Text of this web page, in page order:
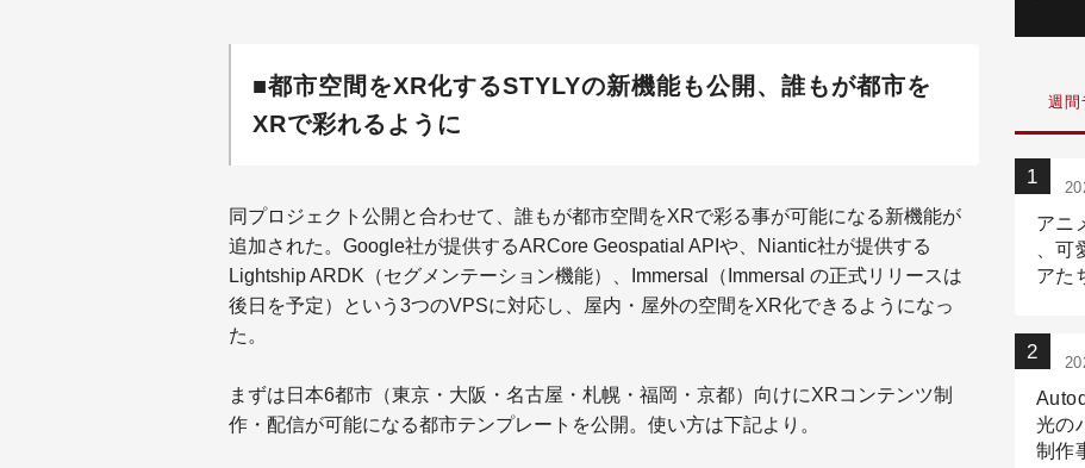
■都市空間をXR化するSTYLYの新機能も公開、誰もが都市を
XRで彩れるように
同プロジェクト公開と合わせて、誰もが都市空間をXRで彩る事が可能になる新機能が
追加された。Google社が提供するARCore Geospatial APIや、Niantic社が提供する
Lightship ARDK（セグメンテーション機能）、Immersal（Immersal の正式リリースは
後日を予定）という3つのVPSに対応し、屋内・屋外の空間をXR化できるようになっ
た。
まずは日本6都市（東京・大阪・名古屋・札幌・福岡・京都）向けにXRコンテンツ制
作・配信が可能になる都市テンプレートを公開。使い方は下記より。
週間
アニ
、
アた
光の
制作